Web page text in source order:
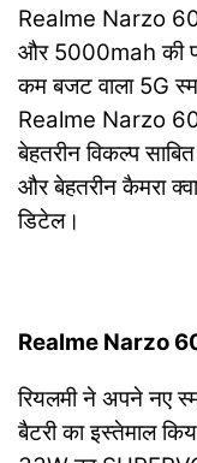
Realme Narzo
और 5000mah की
कम बजट वाला 5G
Realme Narzo
बेहतरीन विकल्प
और बेहतरीन कैमरा
डिटेल।
Realme Narzo
रियलमी ने अपने नए
बैटरी का इस्तेमाल